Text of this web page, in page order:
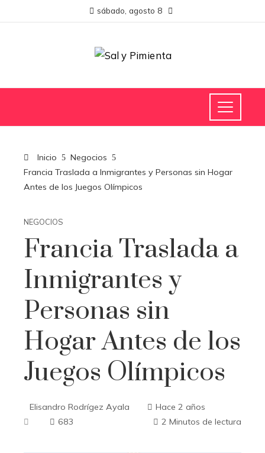
sábado, agosto 8
Inicio
Negocios
Francia Traslada a Inmigrantes y Personas sin Hogar
Antes de los Juegos Olímpicos
NEGOCIOS
Francia Traslada a
Inmigrantes y
Personas sin
Hogar Antes de los
Juegos Olímpicos
Elisandro Rodrígez Ayala
Hace 2 años
683
2 Minutos de lectura